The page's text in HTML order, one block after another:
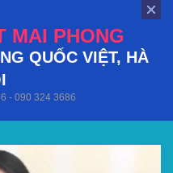
MAI PHONG
QUỐC VIỆT, HÀ
- 090 324 3686